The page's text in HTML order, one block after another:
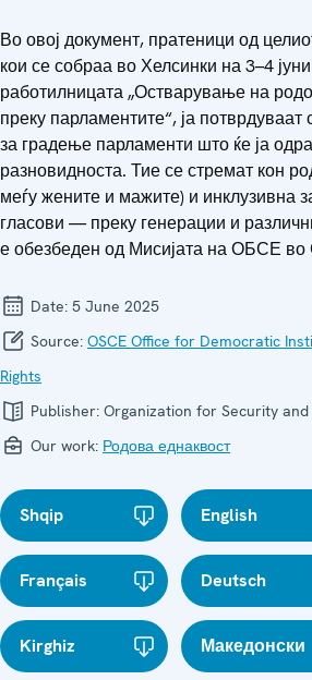
Во овој документ, пратеници од
кои се собраа во Хелсинки на 3–4
работилницата „Остварување на
преку парламентите“, ја потврдуваат
за градење парламенти што ќе ја
разновидноста. Тие се стремат кон
меѓу жените и мажите) и инклузивна
гласови — преку генерации и
е обезбеден од Мисијата на ОБСЕ во
Date: 5 June 2025
Source: OSCE Office for Democratic
Rights
Publisher: Organization for Security
Our work: Родова еднаквост
Shqip English
Français Deutsch
Kirghiz Македонски